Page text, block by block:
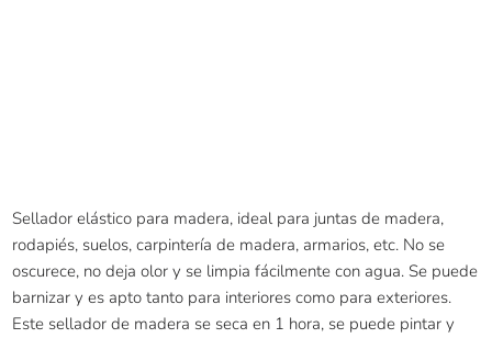
Sellador elástico para madera, ideal para juntas de madera,
rodapiés, suelos, carpintería de madera, armarios, etc. No se
oscurece, no deja olor y se limpia fácilmente con agua. Se puede
barnizar y es apto tanto para interiores como para exteriores.
Este sellador de madera se seca en 1 hora, se puede pintar y